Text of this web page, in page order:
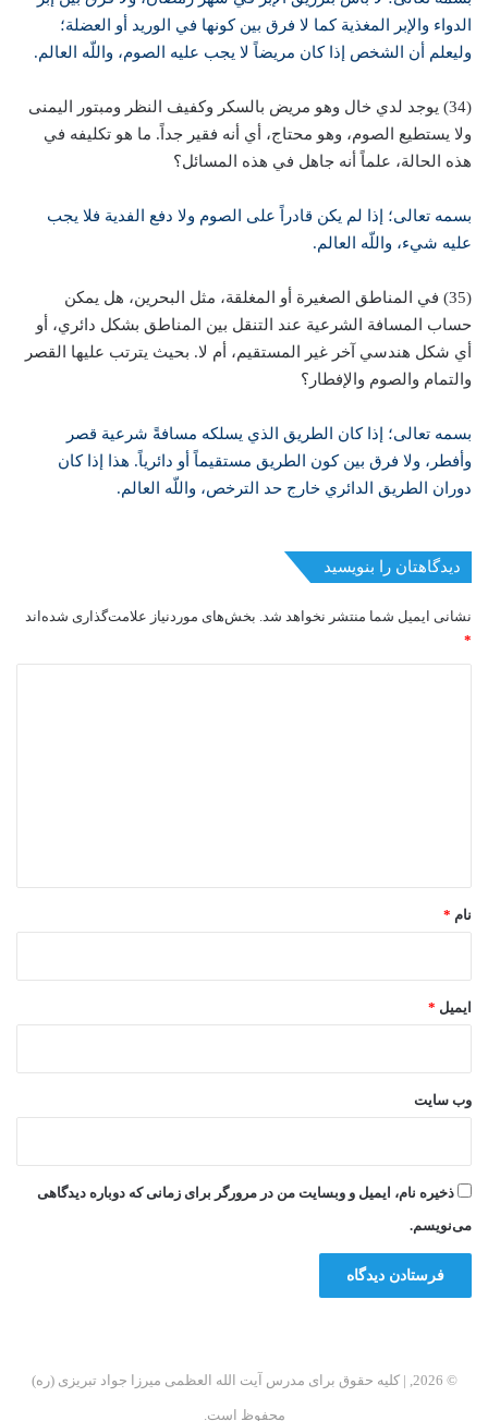
الدواء والإبر المغذية كما لا فرق بين كونها في الوريد أو العضلة؛
وليعلم أن الشخص إذا كان مريضاً لا يجب عليه الصوم، واللّه العالم.
(34) يوجد لدي خال وهو مريض بالسكر وكفيف النظر ومبتور اليمنى
ولا يستطيع الصوم، وهو محتاج، أي أنه فقير جداً. ما هو تكليفه في
هذه الحالة، علماً أنه جاهل في هذه المسائل؟
بسمه تعالى؛ إذا لم يكن قادراً على الصوم ولا دفع الفدية فلا يجب
عليه شيء، واللّه العالم.
(35) في المناطق الصغيرة أو المغلقة، مثل البحرين، هل يمكن
حساب المسافة الشرعية عند التنقل بين المناطق بشكل دائري، أو
أي شكل هندسي آخر غير المستقيم، أم لا. بحيث يترتب عليها القصر
والتمام والصوم والإفطار؟
بسمه تعالى؛ إذا كان الطريق الذي يسلكه مسافةً شرعية قصر
وأفطر، ولا فرق بين كون الطريق مستقيماً أو دائرياً. هذا إذا كان
دوران الطريق الدائري خارج حد الترخص، واللّه العالم.
دیدگاهتان را بنویسید
نشانی ایمیل شما منتشر نخواهد شد. بخش‌های موردنیاز علامت‌گذاری شده‌اند
*
نام *
ایمیل *
وب‌ سایت
ذخیره نام، ایمیل و وبسایت من در مرورگر برای زمانی که دوباره دیدگاهی
می‌نویسم.
© 2026, | کلیه حقوق برای مدرس آیت الله العظمی میرزا جواد تبریزی (ره)
محفوظ است.